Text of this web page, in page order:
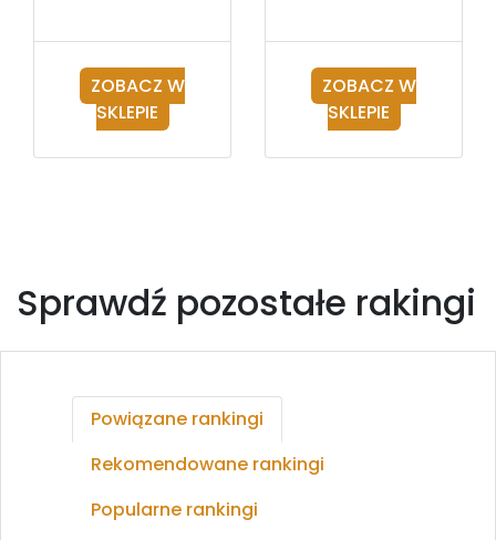
ZOBACZ W
SKLEPIE
ZOBACZ W
SKLEPIE
Sprawdź pozostałe rakingi
Powiązane rankingi
Rekomendowane rankingi
Popularne rankingi